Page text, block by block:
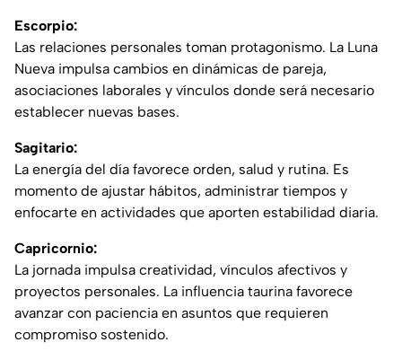
Escorpio:
Las relaciones personales toman protagonismo. La Luna
Nueva impulsa cambios en dinámicas de pareja,
asociaciones laborales y vínculos donde será necesario
establecer nuevas bases.
Sagitario:
La energía del día favorece orden, salud y rutina. Es
momento de ajustar hábitos, administrar tiempos y
enfocarte en actividades que aporten estabilidad diaria.
Capricornio:
La jornada impulsa creatividad, vínculos afectivos y
proyectos personales. La influencia taurina favorece
avanzar con paciencia en asuntos que requieren
compromiso sostenido.